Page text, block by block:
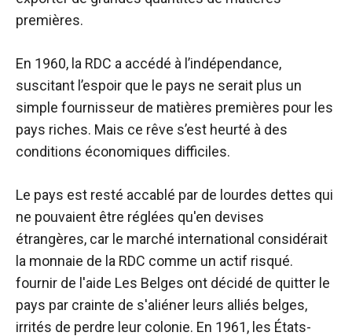
premières.
En 1960, la RDC a accédé à l’indépendance,
suscitant l’espoir que le pays ne serait plus un
simple fournisseur de matières premières pour les
pays riches. Mais ce rêve s’est heurté à des
conditions économiques difficiles.
Le pays est resté accablé par de lourdes dettes qui
ne pouvaient être réglées qu'en devises
étrangères, car le marché international considérait
la monnaie de la RDC comme un actif risqué.
fournir de l'aide Les Belges ont décidé de quitter le
pays par crainte de s'aliéner leurs alliés belges,
irrités de perdre leur colonie. En 1961, les États-